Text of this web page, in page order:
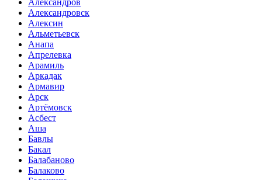
Александровск
Алексин
Альметьевск
Анапа
Апрелевка
Арамиль
Аркадак
Армавир
Арск
Артёмовск
Асбест
Аша
Бавлы
Бакал
Балабаново
Балаково